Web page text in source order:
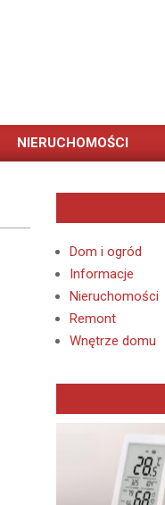
NIERUCHOMOŚCI
Dom i ogród
Informacje
Nieruchomości
Remont
Wnętrze domu